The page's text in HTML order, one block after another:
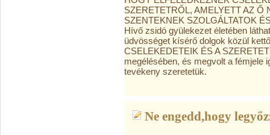
SZERETETRŐL, AMELYETT AZ Ő
SZENTEKNEK SZOLGÁLTATOK
Hívő zsidó gyülekezet életében
üdvösséget kísérő dolgok közül
CSELEKEDETEIK ÉS A
megélésében, és megvolt a fémjele
tevékeny szeretetük.
Ne engedd,hogy